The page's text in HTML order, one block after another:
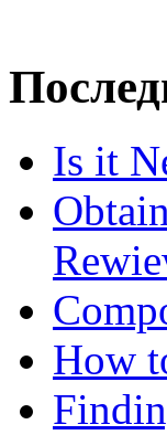
Is it
How